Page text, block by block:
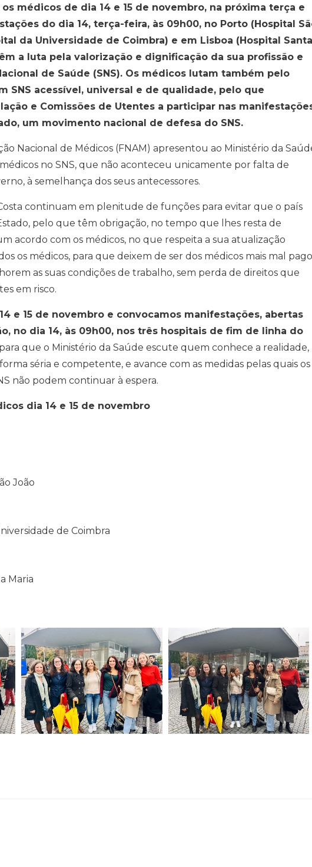
médicos de dia 14 e 15 de novembro, na próxima terça e
do dia 14, terça-feira, às 09h00, no Porto (Hospital
da Universidade de Coimbra) e em Lisboa (Hospital Santa
a luta pela valorização e dignificação da sua profissão e
de Saúde (SNS). Os médicos lutam também pelo
SNS acessível, universal e de qualidade, pelo que
e Comissões de Utentes a participar nas
um movimento nacional de defesa do SNS.
Nacional de Médicos (FNAM) apresentou ao Ministério da
no SNS, que não aconteceu unicamente por falta de
à semelhança dos seus antecessores.
continuam em plenitude de funções para evitar que o país
pelo que têm obrigação, no tempo que lhes resta de
acordo com os médicos, no que respeita a sua atualização
os médicos, para que deixem de ser dos médicos mais mal
as suas condições de trabalho, sem perda de direitos que
em risco.
e 15 de novembro e convocamos manifestações, abertas
no dia 14, às 09h00, nos três hospitais de fim de linha do
que o Ministério da Saúde escute quem conhece a realidade,
séria e competente, e avance com as medidas pelas quais os
não podem continuar à espera.
dia 14 e 15 de novembro
João
de Coimbra
Maria